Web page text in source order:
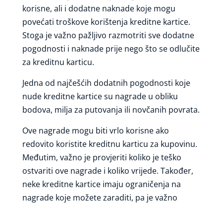
korisne, ali i dodatne naknade koje mogu
povećati troškove korištenja kreditne kartice.
Stoga je važno pažljivo razmotriti sve dodatne
pogodnosti i naknade prije nego što se odlučite
za kreditnu karticu.
Jedna od najčešćih dodatnih pogodnosti koje
nude kreditne kartice su nagrade u obliku
bodova, milja za putovanja ili novčanih povrata.
Ove nagrade mogu biti vrlo korisne ako
redovito koristite kreditnu karticu za kupovinu.
Međutim, važno je provjeriti koliko je teško
ostvariti ove nagrade i koliko vrijede. Također,
neke kreditne kartice imaju ograničenja na
nagrade koje možete zaraditi, pa je važno